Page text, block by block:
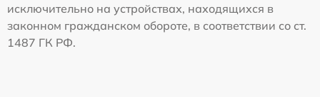
исключительно на устройствах, находящихся в
законном гражданском обороте, в соответствии со ст.
1487 ГК РФ.